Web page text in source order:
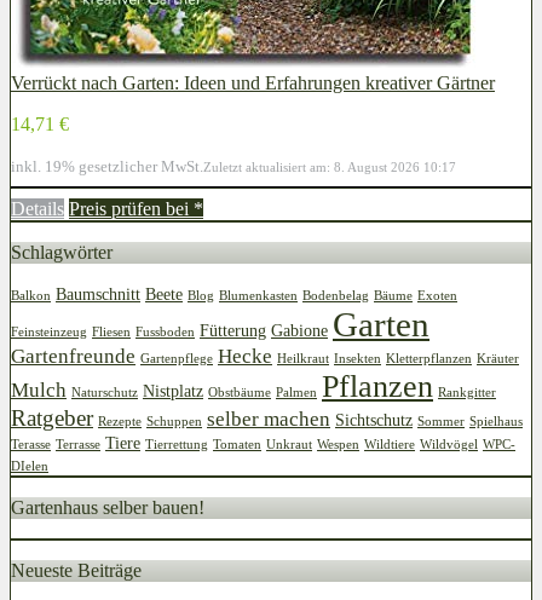
Verrückt nach Garten: Ideen und Erfahrungen kreativer Gärtner
14,71 €
inkl. 19% gesetzlicher MwSt. Zuletzt aktualisiert am: 8. August 2026 10:17
Details Preis prüfen bei *
Schlagwörter
Balkon Baumschnitt Beete Blog Blumenkasten Bodenbelag Bäume Exoten
Feinsteinzeug Fliesen Fussboden Fütterung Gabione Garten
Gartenfreunde Gartenpflege Hecke Heilkraut Insekten Kletterpflanzen Kräuter
Mulch Naturschutz Nistplatz Obstbäume Palmen Pflanzen Rankgitter
Ratgeber Rezepte Schuppen selber machen Sichtschutz Sommer Spielhaus
Terasse Terrasse Tiere Tierrettung Tomaten Unkraut Wespen Wildtiere Wildvögel WPC-
DIelen
Gartenhaus selber bauen!
Neueste Beiträge